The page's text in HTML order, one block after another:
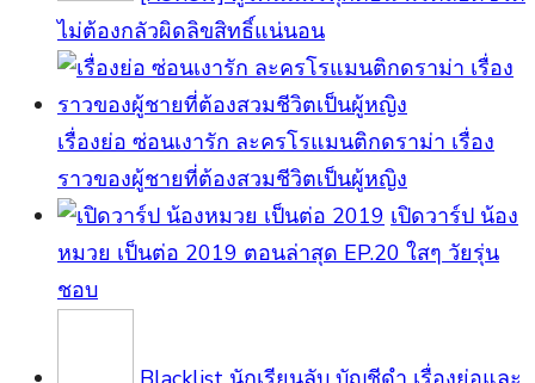
ไม่ต้องกลัวผิดลิขสิทธิ์แน่นอน
เรื่องย่อ ซ่อนเงารัก ละครโรแมนติกดราม่า เรื่อง
ราวของผู้ชายที่ต้องสวมชีวิตเป็นผู้หญิง
เปิดวาร์ป น้อง
หมวย เป็นต่อ 2019 ตอนล่าสุด EP.20 ใสๆ วัยรุ่น
ชอบ